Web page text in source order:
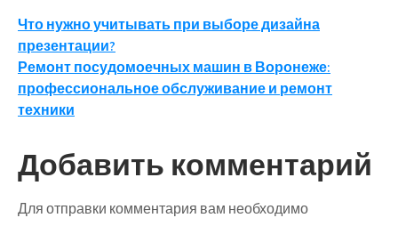
Навигация
по
записям
Что нужно учитывать при выборе дизайна
презентации?
Ремонт посудомоечных машин в Воронеже:
профессиональное обслуживание и ремонт
техники
Добавить комментарий
Для отправки комментария вам необходимо